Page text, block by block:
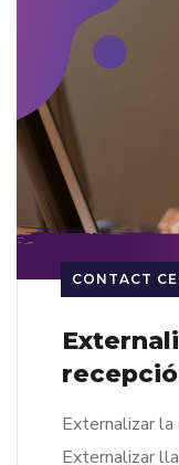
CONTACT
Externalizar la
Externalizar